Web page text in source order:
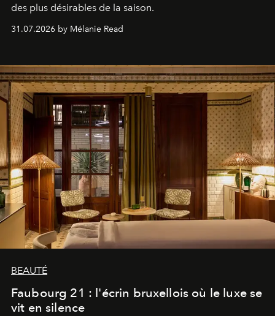
des plus désirables de la saison.
31.07.2026 by Mélanie Read
BEAUTÉ
Faubourg 21 : l'écrin bruxellois où le luxe se
vit en silence